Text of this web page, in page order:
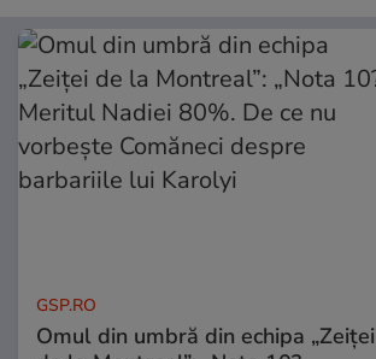
GSP.RO
Omul din umbră din echipa „Zeiței